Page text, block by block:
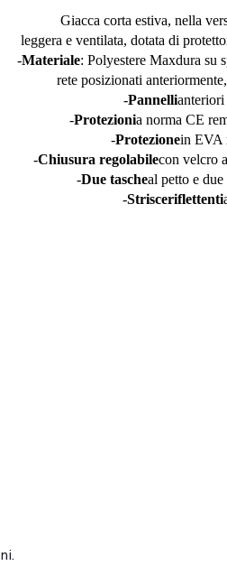
Giacca corta estiva, nella
leggera e ventilata, dotata di
-Materiale: Polyestere Maxdura su
rete posizionati
-Pannellianteriori
-Protezionia norma CE
-Protezionein EVA
-Chiusura regolabilecon velcro
-Due tascheal petto e
-Strisceriflettenti